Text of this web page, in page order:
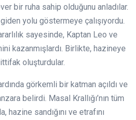
bir ruha sahip olduğunu anladılar.
yolu göstermeye çalışıyordu.
sayesinde, Kaptan Leo ve
kazanmışlardı. Birlikte, hazineye
oluşturdular.
görkemli bir katman açıldı ve
belirdi. Masal Krallığı’nın tüm
hazine sandığını ve etrafını